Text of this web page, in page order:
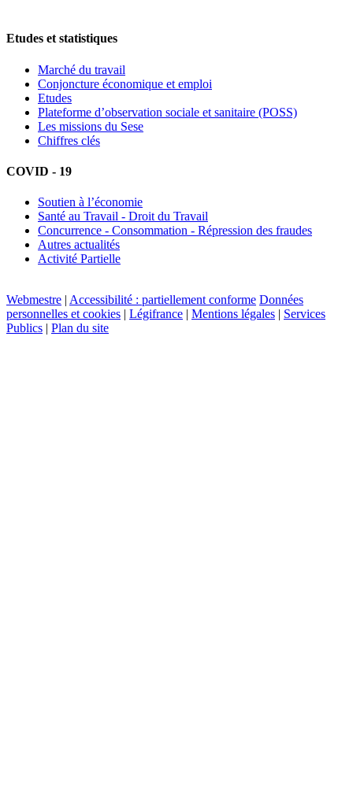
Etudes et statistiques
Marché du travail
Conjoncture économique et emploi
Etudes
Plateforme d’observation sociale et sanitaire (POSS)
Les missions du Sese
Chiffres clés
COVID - 19
Soutien à l’économie
Santé au Travail - Droit du Travail
Concurrence - Consommation - Répression des fraudes
Autres actualités
Activité Partielle
Webmestre | Accessibilité : partiellement conforme Données
personnelles et cookies | Légifrance | Mentions légales | Services
Publics | Plan du site